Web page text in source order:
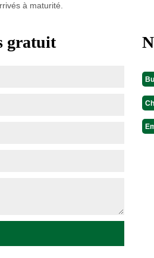
à maturité.
gratuit